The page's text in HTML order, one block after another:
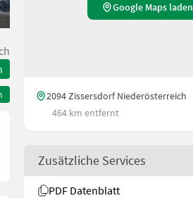
Google Maps laden
2094 Zissersdorf Niederösterreich
464 km entfernt
Zusätzliche Services
PDF Datenblatt